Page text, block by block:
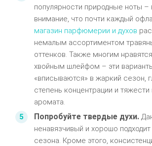
популярности природные ноты –
внимание, что почти каждый
магазин парфюмерии и духов
немалым ассортиментом
оттенков. Также многим
хвойным шлейфом – эти
«вписываются» в жаркий сезон,
степень концентрации и
аромата.
Попробуйте твердые духи.
ненавязчивый и хорошо
сезона. Кроме этого,